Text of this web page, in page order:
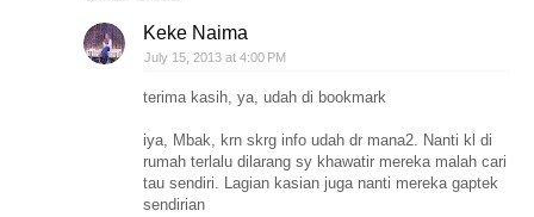
Keke Naima
July 15, 2013 at 4:00 PM
terima kasih, ya, udah di bookmark
iya, Mbak, krn skrg info udah dr mana2. Nanti kl di
rumah terlalu dilarang sy khawatir mereka malah cari
tau sendiri. Lagian kasian juga nanti mereka gaptek
sendirian